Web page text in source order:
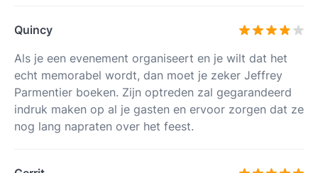
Quincy
Als je een evenement organiseert en je wilt dat het
echt memorabel wordt, dan moet je zeker Jeffrey
Parmentier boeken. Zijn optreden zal gegarandeerd
indruk maken op al je gasten en ervoor zorgen dat ze
nog lang napraten over het feest.